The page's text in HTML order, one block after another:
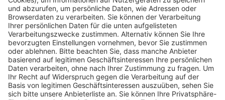
Pässe und Vereinswechsel
Trainerausbildung
Schulungsangebot Vereinsmitarbeiter
BFV-Geschäftsstellen
Trainerbörse
Login SpielPlus